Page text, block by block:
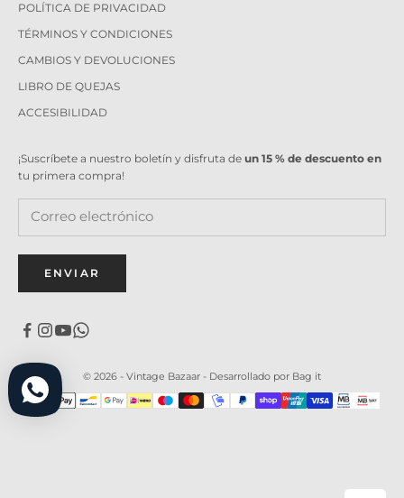
POLÍTICA DE PRIVACIDAD
TÉRMINOS Y CONDICIONES
CAMBIOS Y DEVOLUCIONES
LIBRO DE QUEJAS
ACCESIBILIDAD
¡Suscríbete a nuestro boletín y disfruta de un 15 % de descuento en
tu primera compra!
ENVIAR
© 2026 - Vintage Bazaar - Desarrollado por Bag it